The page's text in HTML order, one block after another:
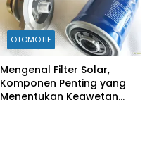
OTOMOTIF
Mengenal Filter Solar,
Komponen Penting yang
Menentukan Keawetan